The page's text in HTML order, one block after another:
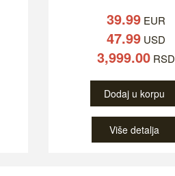
39.99EUR
47.99USD
3,999.00RSD
Dodaj u korpu
Više detalja